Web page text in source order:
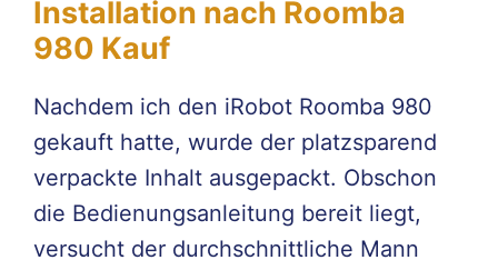
Installation nach Roomba
980 Kauf
Nachdem ich den iRobot Roomba 980
gekauft hatte, wurde der platzsparend
verpackte Inhalt ausgepackt. Obschon
die Bedienungsanleitung bereit liegt,
versucht der durchschnittliche Mann